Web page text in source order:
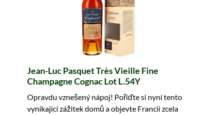
Jean-Luc Pasquet Très Vieille Fine
Champagne Cognac Lot L.54Y
Opravdu vznešený nápoj! Pořiďte si nyní tento
vynikající zážitek domů a objevte Francii zcela